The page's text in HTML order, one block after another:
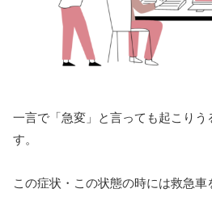
一言で「急変」と言っても起こりう
す。
この症状・この状態の時には救急車